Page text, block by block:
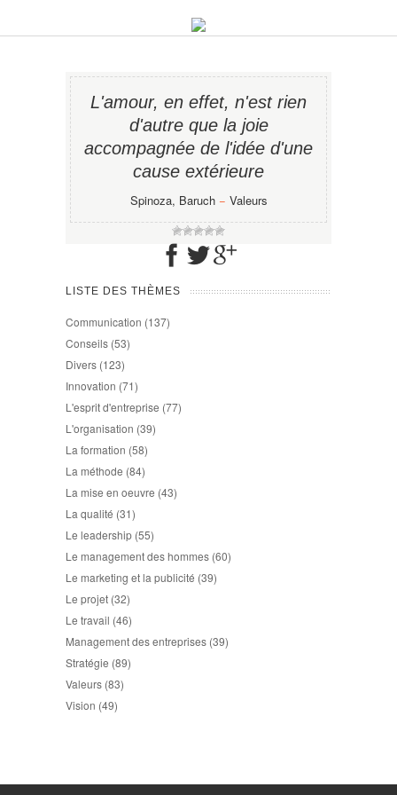
L'amour, en effet, n'est rien
d'autre que la joie
accompagnée de l'idée d'une
cause extérieure
Spinoza, Baruch− Valeurs
LISTE DES THÈMES
Communication (137)
Conseils (53)
Divers (123)
Innovation (71)
L'esprit d'entreprise (77)
L'organisation (39)
La formation (58)
La méthode (84)
La mise en oeuvre (43)
La qualité (31)
Le leadership (55)
Le management des hommes (60)
Le marketing et la publicité (39)
Le projet (32)
Le travail (46)
Management des entreprises (39)
Stratégie (89)
Valeurs (83)
Vision (49)